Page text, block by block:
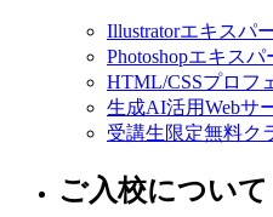
Illustratorエキスパ
Photoshopエキス
HTML/CSSプロフ
生成AI活用Webサ
受講生限定無料ク
ご入校について